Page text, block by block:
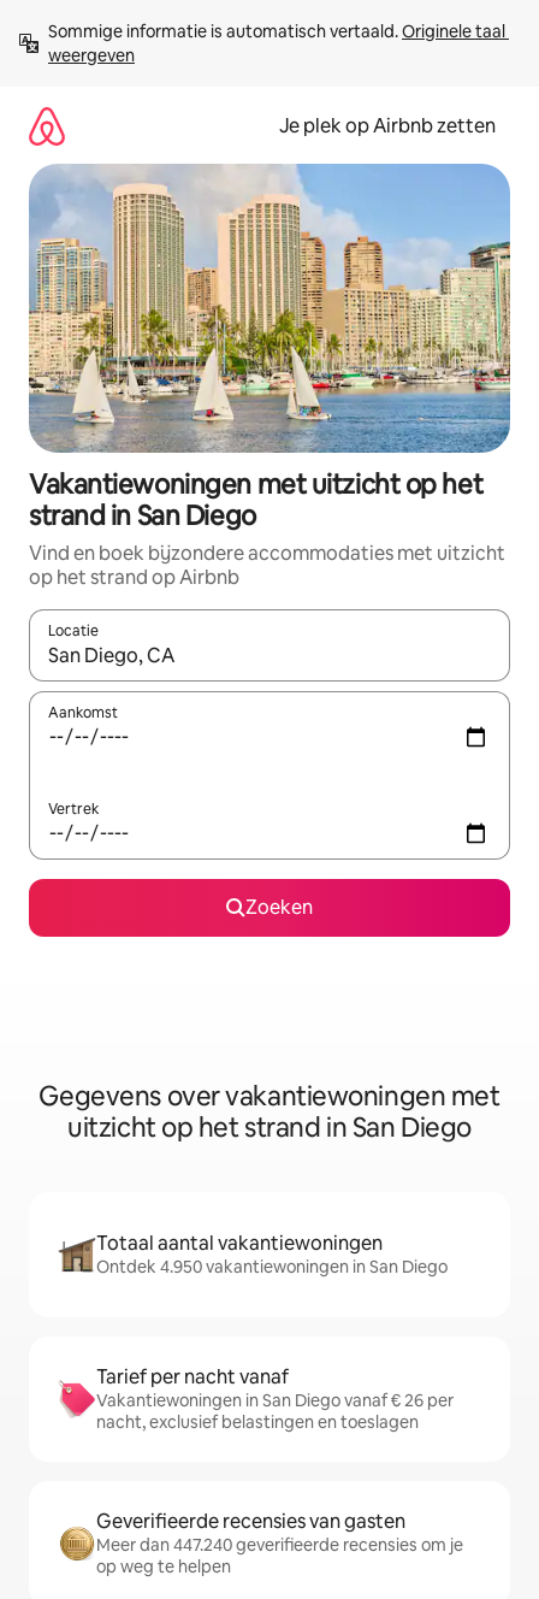
direct
naar
Sommige informatie is automatisch vertaald. Originele taal
weergeven
Je plek op Airbnb zetten
Vakantiewoningen met uitzicht op het
strand in San Diego
Vind en boek bijzondere accommodaties met uitzicht
op het strand op Airbnb
Locatie
Wanneer er resultaten beschikbaar zijn, maak je een keuze
Aankomst
Vertrek
Zoeken
Gegevens over vakantiewoningen met
uitzicht op het strand in San Diego
Totaal aantal vakantiewoningen
Ontdek 4.950 vakantiewoningen in San Diego
Tarief per nacht vanaf
Vakantiewoningen in San Diego vanaf € 26 per
nacht, exclusief belastingen en toeslagen
Geverifieerde recensies van gasten
Meer dan 447.240 geverifieerde recensies om je
op weg te helpen